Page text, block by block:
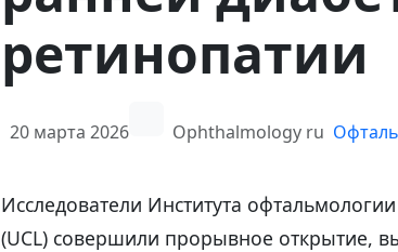
ретинопатии
20 марта 2026 Ophthalmology ru
Исследователи Института
(UCL) совершили прорывное открытие,